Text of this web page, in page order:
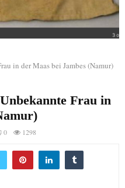
in der Maas bei Jambes (Namur)
Frau in
0 1298